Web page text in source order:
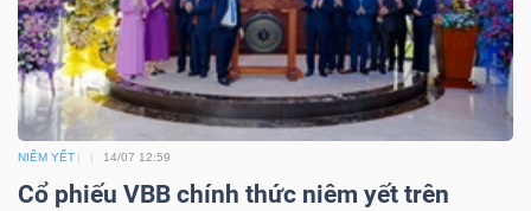
NIÊM YẾT 14/07 12:59
Cổ phiếu VBB chính thức niêm yết trên
Truyền
thông
tài